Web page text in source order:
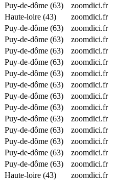
Puy-de-dôme (63)
zoomdici.fr
Haute-loire (43)
zoomdici.fr
Puy-de-dôme (63)
zoomdici.fr
Puy-de-dôme (63)
zoomdici.fr
Puy-de-dôme (63)
zoomdici.fr
Puy-de-dôme (63)
zoomdici.fr
Puy-de-dôme (63)
zoomdici.fr
Puy-de-dôme (63)
zoomdici.fr
Puy-de-dôme (63)
zoomdici.fr
Puy-de-dôme (63)
zoomdici.fr
Puy-de-dôme (63)
zoomdici.fr
Puy-de-dôme (63)
zoomdici.fr
Puy-de-dôme (63)
zoomdici.fr
Puy-de-dôme (63)
zoomdici.fr
Puy-de-dôme (63)
zoomdici.fr
Haute-loire (43)
zoomdici.fr